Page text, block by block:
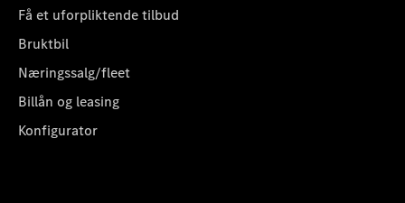
Få et uforpliktende tilbud
Bruktbil
Næringssalg/fleet
Billån og leasing
Konfigurator